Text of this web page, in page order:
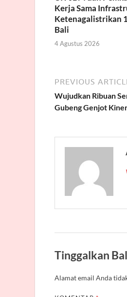
Kerja Sama
Ketenagalistrikan
Bali
4 Agustus 2026
PREVIOUS
Wujudkan Ribuan
Gubeng Genjot
Tinggalkan
Alamat email Anda